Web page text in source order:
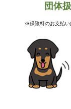
団体
※保険料のお支払い